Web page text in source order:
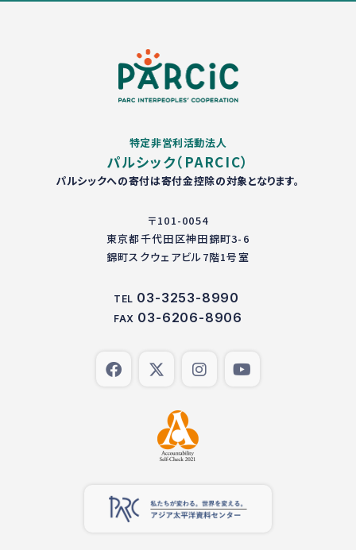
特定非営利活動法人
パルシック（PARCIC）
パルシックへの寄付は寄付金控除の対象となります。
〒101-0054
東京都千代田区神田錦町3-6
錦町スクウェアビル7階1号室
TEL 03-3253-8990
FAX 03-6206-8906